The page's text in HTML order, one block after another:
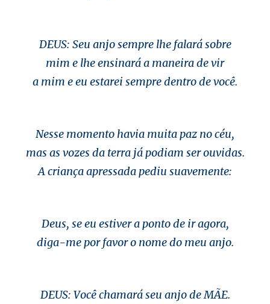
DEUS: Seu anjo sempre lhe falará sobre
mim e lhe ensinará a maneira de vir
a mim e eu estarei sempre dentro de você.
Nesse momento havia muita paz no céu,
mas as vozes da terra já podiam ser ouvidas.
A criança apressada pediu suavemente:
Deus, se eu estiver a ponto de ir agora,
diga-me por favor o nome do meu anjo.
DEUS: Você chamará seu anjo de MÃE.